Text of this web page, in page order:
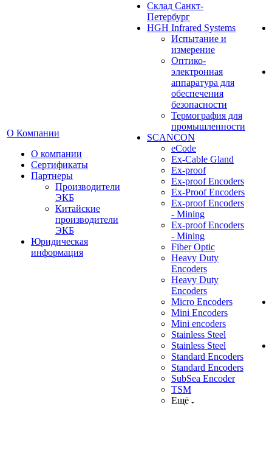
О Компании
О компании
Сертификаты
Партнеры
Производители
ЭКБ
Китайские
производители
ЭКБ
Юридическая
информация
Cклад Санкт-
Петербург
HGH Infrared Systems
Испытание и
измерение
Оптико-
электронная
аппаратура для
обеспечения
безопасности
Термография для
промышленности
SCANCON
eCode
Ex-Cable Gland
Ex-proof
Ex-proof Encoders
Ex-Proof Encoders
Ex-proof Encoders
- Mining
Ex-proof Encoders
- Mining
Fiber Optic
Heavy Duty
Encoders
Heavy Duty
Encoders
Micro Encoders
Mini Encoders
Mini encoders
Stainless Steel
Stainless Steel
Standard Encoders
Standard Encoders
SubSea Encoder
TSM
Ещё